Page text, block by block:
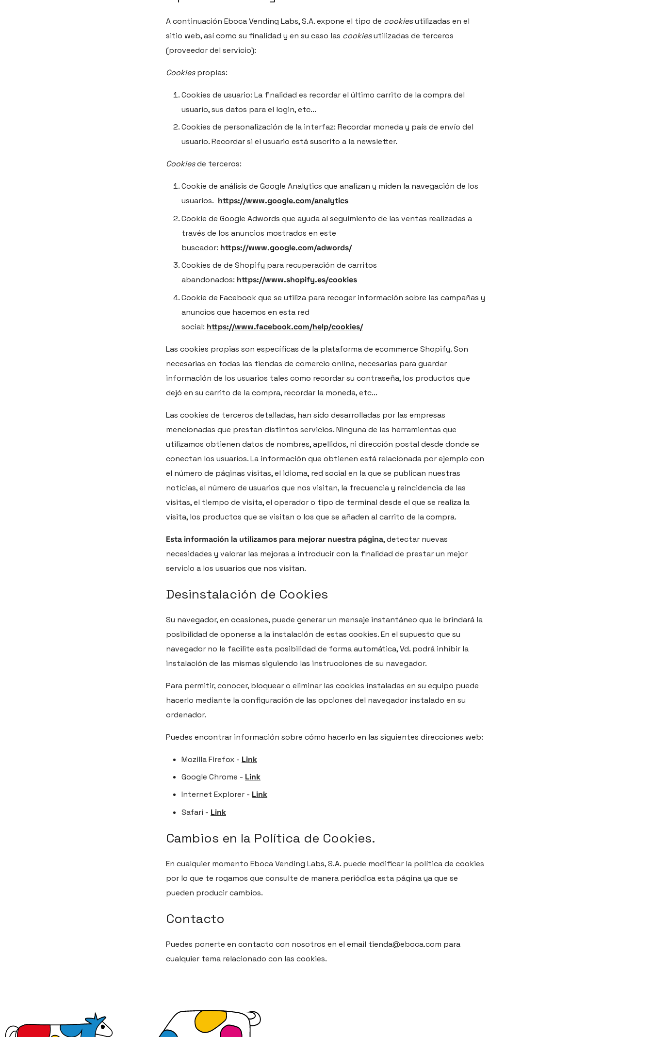
A continuación Eboca Vending Labs, S.A.expone el tipo de cookiesutilizadas en el
sitio web, así como su finalidad y en su caso las cookiesutilizadas de terceros
(proveedor del servicio):
Cookiespropias:
Cookies de usuario: La finalidad es recordar el último carrito de la compra del
usuario, sus datos para el login, etc...
Cookies de personalización de la interfaz: Recordar moneda y país de envío del
usuario. Recordar si el usuario está suscrito a la newsletter.
Cookiesde terceros:
Cookie de análisis de Google Analytics que analizan y miden la navegación de los
usuarios. https://www.google.com/analytics
Cookie de Google Adwords que ayuda al seguimiento de las ventas realizadas a
través de los anuncios mostrados en este
buscador: https://www.google.com/adwords/
Cookies de de Shopify para recuperación de carritos
abandonados: https://www.shopify.es/cookies
Cookie de Facebook que se utiliza para recoger información sobre las campañas y
anuncios que hacemos en esta red
social: https://www.facebook.com/help/cookies/
Las cookies propias son específicas de la plataforma de ecommerce Shopify. Son
necesarias en todas las tiendas de comercio online, necesarias para guardar
información de los usuarios tales como recordar su contraseña, los productos que
dejó en su carrito de la compra, recordar la moneda, etc...
Las cookies de terceros detalladas, han sido desarrolladas por las empresas
mencionadas que prestan distintos servicios. Ninguna de las herramientas que
utilizamos obtienen datos de nombres, apellidos, ni dirección postal desde donde se
conectan los usuarios. La información que obtienen está relacionada por ejemplo con
el número de páginas visitas, el idioma, red social en la que se publican nuestras
noticias, el número de usuarios que nos visitan, la frecuencia y reincidencia de las
visitas, el tiempo de visita, el operador o tipo de terminal desde el que se realiza la
visita, los productos que se visitan o los que se añaden al carrito de la compra.
Esta información la utilizamos para mejorar nuestra página, detectar nuevas
necesidades y valorar las mejoras a introducir con la finalidad de prestar un mejor
servicio a los usuarios que nos visitan.
Desinstalación de Cookies
Su navegador, en ocasiones, puede generar un mensaje instantáneo que le brindará la
posibilidad de oponerse a la instalación de estas cookies. En el supuesto que su
navegador no le facilite esta posibilidad de forma automática, Vd. podrá inhibir la
instalación de las mismas siguiendo las instrucciones de su navegador.
Para permitir, conocer, bloquear o eliminar las cookies instaladas en su equipo puede
hacerlo mediante la configuración de las opciones del navegador instalado en su
ordenador.
Puedes encontrar información sobre cómo hacerlo en las siguientes direcciones web:
Mozilla Firefox - Link
Google Chrome - Link
Internet Explorer - Link
Safari - Link
Cambios en la Política de Cookies.
En cualquier momento Eboca Vending Labs, S.A. puede modificar la política de cookies
por lo que te rogamos que consulte de manera periódica esta página ya que se
pueden producir cambios.
Contacto
Puedes ponerte en contacto con nosotros en el email tienda@eboca.com para
cualquier tema relacionado con las cookies.